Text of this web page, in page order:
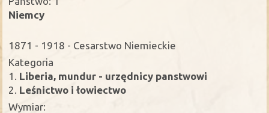
Niemcy
1871 - 1918 - Cesarstwo Niemieckie
Kategoria
1. Liberia, mundur - urzędnicy panstwowi
2. Leśnictwo i łowiectwo
Wymiar: